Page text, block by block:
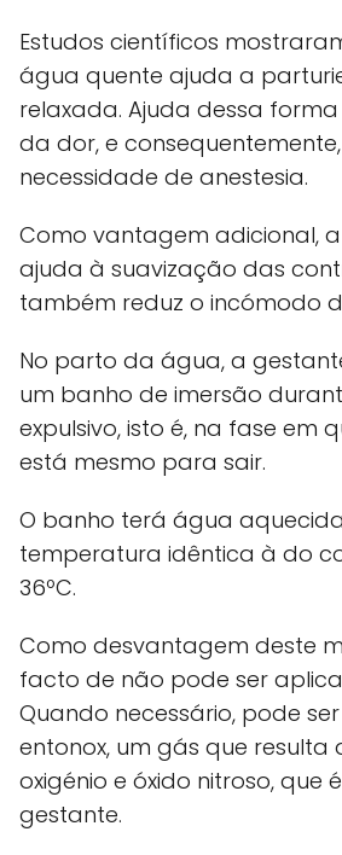
Estudos científicos
água quente ajuda a
relaxada. Ajuda dessa
da dor, e
necessidade de anestesia.
Como vantagem adicional,
ajuda à suavização das
também reduz o incómodo
No parto da água, a
um banho de imersão
expulsivo, isto é, na fase em
está mesmo para sair.
O banho terá água
temperatura idêntica à do
36ºC.
Como desvantagem deste
facto de não pode ser
Quando necessário, pode
entonox, um gás que resulta
oxigénio e óxido nitroso, que
gestante.